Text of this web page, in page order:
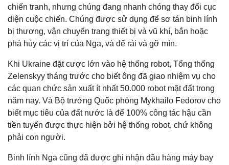
chiến tranh, nhưng chúng đang nhanh chóng thay đổi cục
diện cuộc chiến. Chúng được sử dụng để sơ tán binh lính
bị thương, vận chuyển trang thiết bị và vũ khí, bắn hoặc
phá hủy các vị trí của Nga, và để rải và gỡ mìn.
Khi Ukraine đặt cược lớn vào hệ thống robot, Tổng thống
Zelenskyy tháng trước cho biết ông đã giao nhiệm vụ cho
các quan chức sản xuất ít nhất 50.000 robot mặt đất trong
năm nay. Và Bộ trưởng Quốc phòng Mykhailo Fedorov cho
biết mục tiêu của đất nước là để 100% công tác hậu cần
tiền tuyến được thực hiện bởi hệ thống robot, chứ không
phải con người.
Binh lính Nga cũng đã được ghi nhận đầu hàng máy bay